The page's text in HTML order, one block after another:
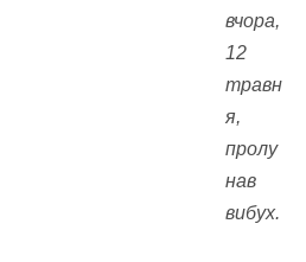
вчора,
12
травн
я,
пролу
нав
вибух.